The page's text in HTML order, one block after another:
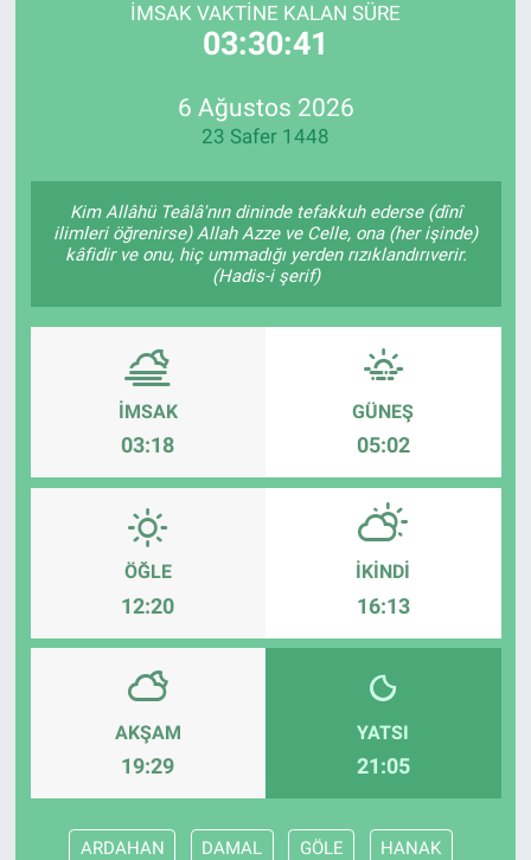
İMSAK VAKTINE KALAN SÜRE
03:30:41
6 Ağustos 2026
23 Safer 1448
Kim Allâhü Teâlâ'nın dininde tefakkuh ederse (dînî
ilimleri öğrenirse) Allah Azze ve Celle, ona (her işinde)
kâfidir ve onu, hiç ummadığı yerden rızıklandırıverir.
(Hadis-i şerif)
İMSAK
03:18
GÜNEŞ
05:02
ÖĞLE
12:20
İKINDI
16:13
AKŞAM
19:29
YATSI
21:05
ARDAHAN DAMAL GÖLE HANAK
HaberOrtak
Enerjisini Üreten Fabrikalar
Endüstri 4.0 Uygulamaları
Ağır Sanayi Çözümleri